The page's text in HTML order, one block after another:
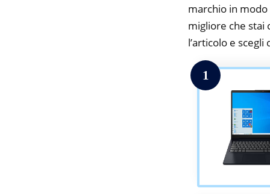
marchio in
migliore che stai
l’articolo e
1